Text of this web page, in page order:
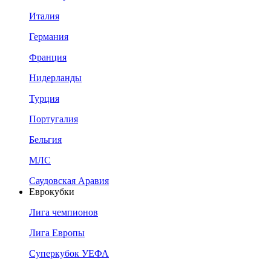
Италия
Германия
Франция
Нидерланды
Турция
Португалия
Бельгия
МЛС
Саудовская Аравия
Еврокубки
Лига чемпионов
Лига Европы
Суперкубок УЕФА